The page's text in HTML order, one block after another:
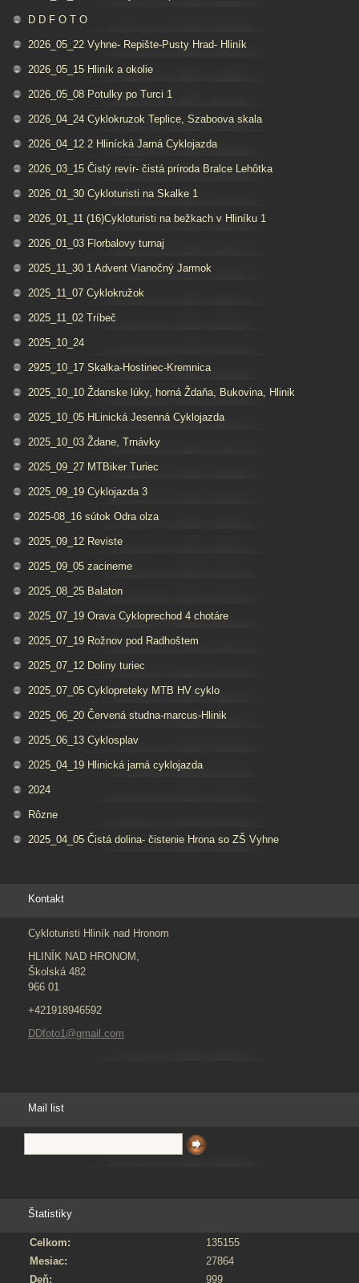
D D F O T O
2026_05_22 Vyhne- Repište-Pusty Hrad- Hliník
2026_05_15 Hliník a okolie
2026_05_08 Potulky po Turci 1
2026_04_24 Cyklokruzok Teplice, Szaboova skala
2026_04_12 2 Hlinícká Jarná Cyklojazda
2026_03_15 Čistý revír- čistá príroda Bralce Lehôtka
2026_01_30 Cykloturisti na Skalke 1
2026_01_11 (16)Cykloturisti na bežkach v Hliníku 1
2026_01_03 Florbalovy turnaj
2025_11_30 1 Advent Vianočný Jarmok
2025_11_07 Cyklokružok
2025_11_02 Tríbeč
2025_10_24
2925_10_17 Skalka-Hostinec-Kremnica
2025_10_10 Ždanske lúky, horná Ždaňa, Bukovina, Hlinik
2025_10_05 HLinická Jesenná Cyklojazda
2025_10_03 Ždane, Trnávky
2025_09_27 MTBiker Turiec
2025_09_19 Cyklojazda 3
2025-08_16 sútok Odra olza
2025_09_12 Reviste
2025_09_05 zacineme
2025_08_25 Balaton
2025_07_19 Orava Cykloprechod 4 chotáre
2025_07_19 Rožnov pod Radhoštem
2025_07_12 Doliny turiec
2025_07_05 Cyklopreteky MTB HV cyklo
2025_06_20 Červená studna-marcus-Hlinik
2025_06_13 Cyklosplav
2025_04_19 Hlinická jarná cyklojazda
2024
Rôzne
2025_04_05 Čistá dolina- čistenie Hrona so ZŠ Vyhne
Kontakt
Cykloturisti Hliník nad Hronom
HLINÍK NAD HRONOM,
Školská 482
966 01
+421918946592
DDfoto1@gmail.com
Mail list
Štatistiky
Celkom:
135155
Mesiac:
27864
Deň:
999